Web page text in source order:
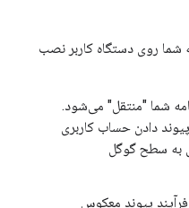
شما روی دستگاه کاربر نصب
شما "منتقل" می‌شود.
دادن حساب کاربری
به سطح گوگل
پیوند معکوس